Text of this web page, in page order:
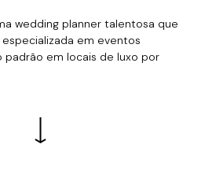
wedding planner talentosa que
em eventos
padrão em locais de luxo por